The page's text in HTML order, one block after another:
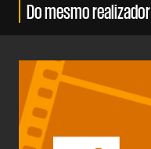
Do mesmo realizador